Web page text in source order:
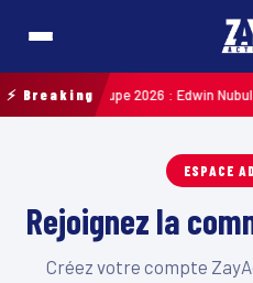
⚡ Breaking
de Guadeloupe 2026 : Edwin Nubul
ESPACE
Rejoignez la
Créez votre compte